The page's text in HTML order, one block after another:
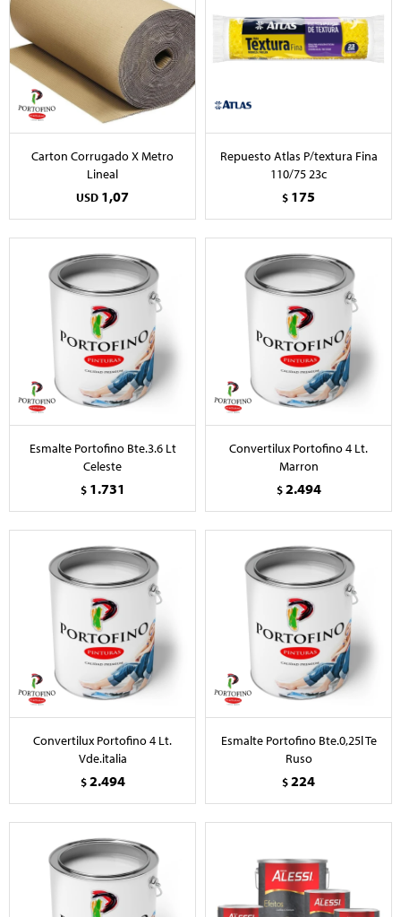
Carton Corrugado X Metro
Lineal
USD 1,07
Repuesto Atlas P/textura Fina
110/75 23c
$ 175
Esmalte Portofino Bte.3.6 Lt
Celeste
$ 1.731
Convertilux Portofino 4 Lt.
Marron
$ 2.494
Convertilux Portofino 4 Lt.
Vde.italia
$ 2.494
Esmalte Portofino Bte.0,25l Te
Ruso
$224